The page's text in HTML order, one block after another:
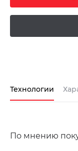
Технологии
По мнению